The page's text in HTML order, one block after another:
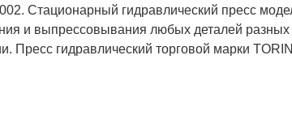
Стационарный гидравлический пресс
и выпрессовывания любых деталей
гидравлический торговой марки